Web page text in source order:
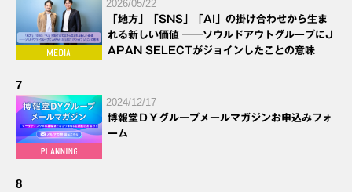
2026/05/22
「地方」「SNS」「AI」の掛け合わせから生ま
れる新しい価値 ──ソウルドアウトグループにJ
APAN SELECTがジョインしたことの意味
7
2024/12/17
博報堂ＤＹグループメールマガジンお申込みフォ
ーム
8